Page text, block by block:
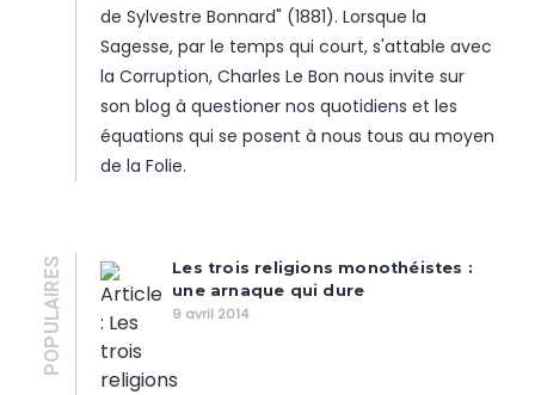
de Sylvestre Bonnard" (1881). Lorsque la
Sagesse, par le temps qui court, s'attable avec
la Corruption, Charles Le Bon nous invite sur
son blog à questioner nos quotidiens et les
équations qui se posent à nous tous au moyen
de la Folie.
POPULAIRES
Les trois religions monothéistes :
une arnaque qui dure
9 avril 2014